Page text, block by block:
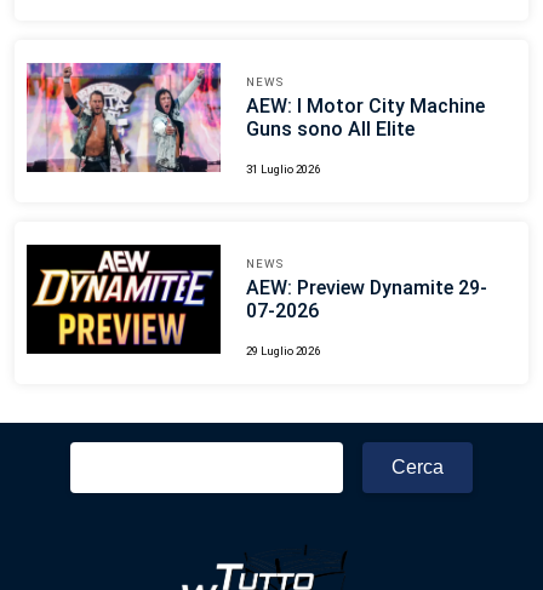
NEWS
AEW: I Motor City Machine
Guns sono All Elite
31 Luglio 2026
NEWS
AEW: Preview Dynamite 29-
07-2026
29 Luglio 2026